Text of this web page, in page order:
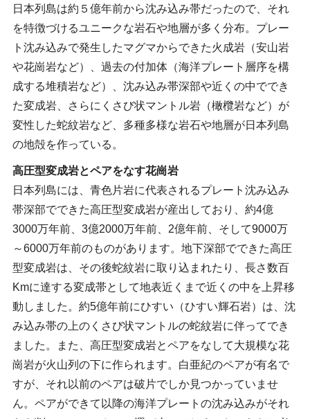
日本列島は約５億年前から沈み込み帯だったので、それ
を特徴づけるユニークな岩石や地層が多く分布。プレー
ト沈み込みで発生したマグマからできた火成岩（安山岩
や花崗岩など）、過去の付加体（海洋プレート層序を構
成する堆積岩など）、沈み込み帯深部や近くの中ででき
た変成岩、さらにくさび状マントル岩（橄欖岩など）が
変性した蛇紋岩など、多種多様な岩石や地層が日本列島
の地殻を作っている。
高圧型変成岩とペアをなす花崗岩
日本列島には、青色片岩に代表されるプレート沈み込み
帯深部でできた高圧型変成岩が産出しており、約4億
3000万年前、3億2000万年前、2億年前、そして9000万
～6000万年前のものがあります。地下深部でできた高圧
型変成岩は、その後蛇紋岩に取り込まれたり、長さ数百
Kmに達する変成帯として地表近くまで近くの中を上昇移
動しました。約5億年前にひすい（ひすい輝石岩）は、沈
み込み帯の上のくさび状マントルの蛇紋岩に伴ってでき
ました。また、高圧型変成岩とペアをなして大規模な花
崗岩が火山列の下に作られます。白亜紀のペアが有名で
すが、それ以前のペアは破片でしか見つかっていませ
ん。ペアができて以降の海洋プレートの沈み込みがそれ